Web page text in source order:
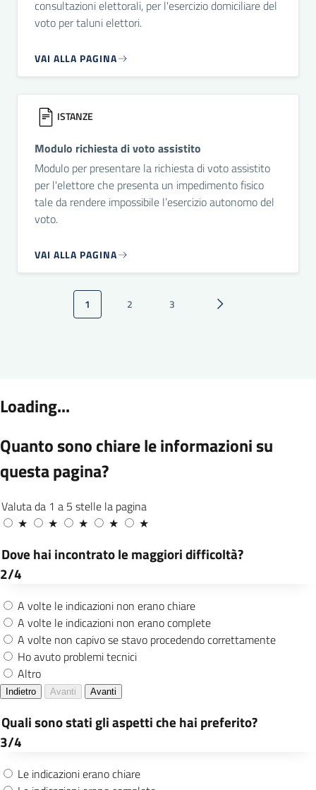
consultazioni elettorali, per l'esercizio domiciliare del
voto per taluni elettori.
VAI ALLA PAGINA
ISTANZE
Modulo richiesta di voto assistito
Modulo per presentare la richiesta di voto assistito
per l'elettore che presenta un impedimento fisico
tale da rendere impossibile l’esercizio autonomo del
voto.
VAI ALLA PAGINA
Paginazione
Pagina attuale
1 Pagina
2 Pagina
3 Pagina successiva